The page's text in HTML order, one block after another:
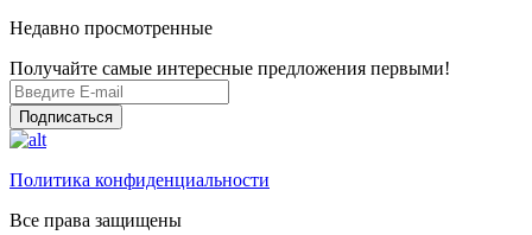
Недавно просмотренные
Получайте самые интересные предложения первыми!
Подписаться
Политика конфиденциальности
Все права защищены